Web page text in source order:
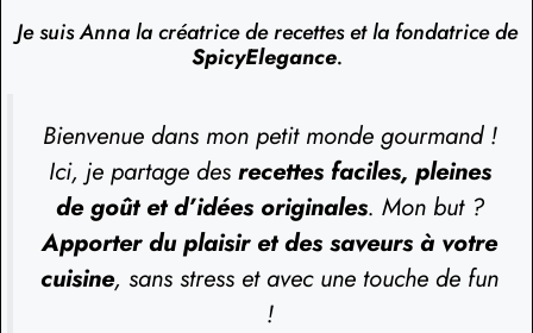
Je suis Anna la créatrice de recettes et la fondatrice de
SpicyElegance.
Bienvenue dans mon petit monde gourmand !
Ici, je partage des recettes faciles, pleines
de goût et d’idées originales. Mon but ?
Apporter du plaisir et des saveurs à votre
cuisine, sans stress et avec une touche de fun
!